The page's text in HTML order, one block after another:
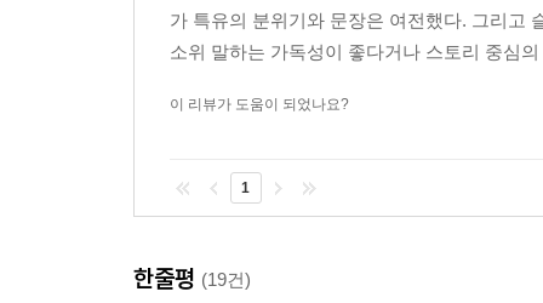
가 특유의 분위기와 문장은 여전했다. 그리고
소위 말하는 가독성이 좋다거나 스토리 중심
이 리뷰가 도움이 되었나요?
1
한줄평 (19건)